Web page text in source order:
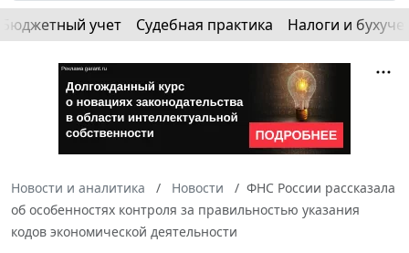
Бюджетный учет Судебная практика Налоги и
Новости и аналитика Новости
ФНС России рассказала
об особенностях контроля за правильностью указания
кодов экономической деятельности